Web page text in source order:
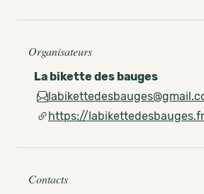
Organisateurs
La bikette des bauges
https://
Contacts